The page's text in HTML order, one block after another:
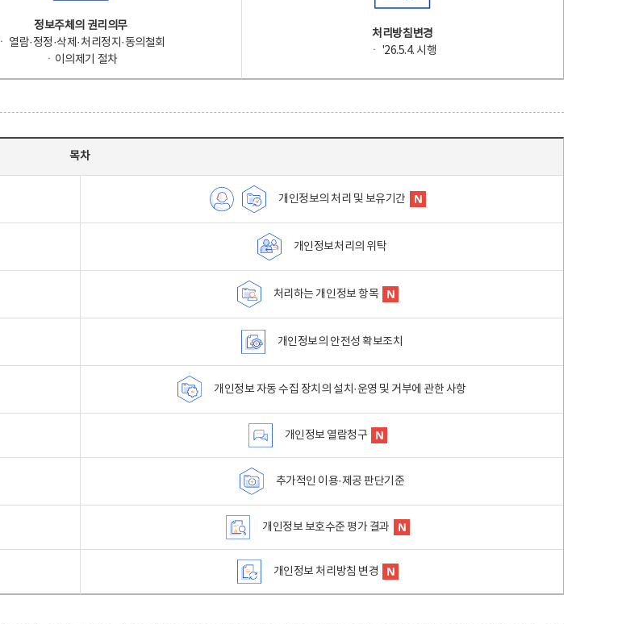
정보주체의 권리의무
ㆍ 열람·정정·삭제·처리정지·동의철회
ㆍ이의제기 절차
처리방침변경
ㆍ '26.5.4. 시행
목차
개인정보의 처리 및 보유기간
개인정보처리의 위탁
처리하는 개인정보 항목
개인정보의 안전성 확보조치
개인정보 자동 수집 장치의 설치·운영 및 거부에 관한 사항
개인정보 열람청구
추가적인 이용·제공 판단기준
개인정보 보호수준 평가 결과
개인정보 처리방침 변경